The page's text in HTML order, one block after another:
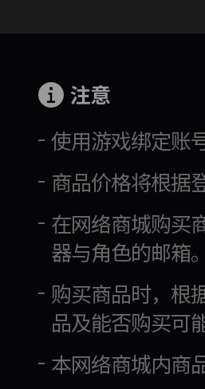
注意
使用游戏绑定账
商品价格将根据
在网络商城购买
器与角色的邮箱。
购买商品时，根
品及能否购买可
本网络商城内商